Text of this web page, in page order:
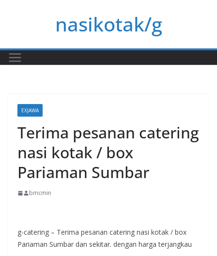
nasikotak/g
EXJAWA
Terima pesanan catering
nasi kotak / box
Pariaman Sumbar
bmcmin
g-catering – Terima pesanan catering nasi kotak / box
Pariaman Sumbar dan sekitar. dengan harga terjangkau